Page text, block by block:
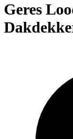
Geres